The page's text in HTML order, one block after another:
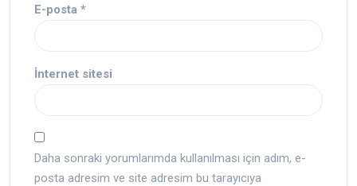
E-posta *
İnternet sitesi
Daha sonraki yorumlarımda kullanılması için adım, e-
posta adresim ve site adresim bu tarayıcıya